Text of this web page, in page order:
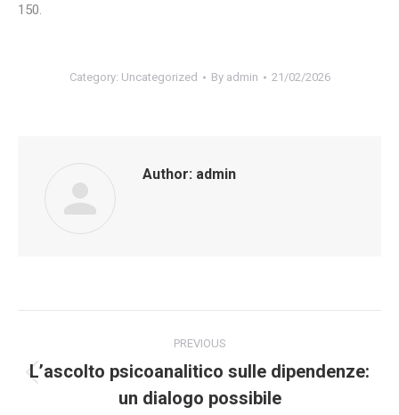
150.
Category: Uncategorized By admin 21/02/2026
Author: admin
navigation
PREVIOUS
Previous
post:
L’ascolto psicoanalitico sulle dipendenze:
un dialogo possibile